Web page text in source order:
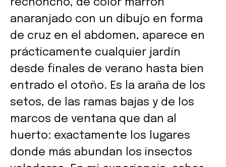
rechoncho, de color marrón
anaranjado con un dibujo en forma
de cruz en el abdomen, aparece en
prácticamente cualquier jardín
desde finales de verano hasta bien
entrado el otoño. Es la araña de los
setos, de las ramas bajas y de los
marcos de ventana que dan al
huerto: exactamente los lugares
donde más abundan los insectos